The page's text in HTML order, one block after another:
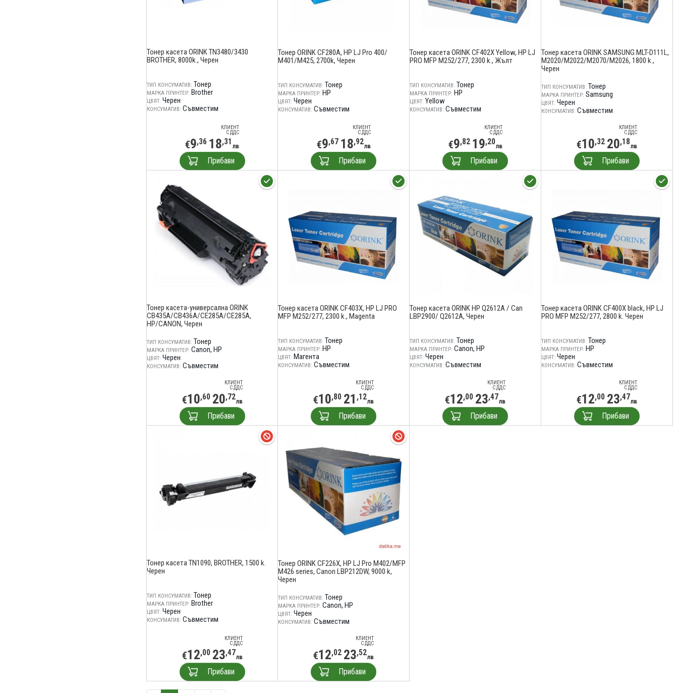
Тонер касета ORINK TN3480/3430
BROTHER, 8000k., Черен
ТИП КОНСУМАТИВ: Тонер
МАРКА ПРИНТЕР: Brother
ЦВЯТ: Черен
КОНСУМАТИВ: Съвместим
КЛИЕНТ
С ДДС
€9,36 18,31 лв
Прибави
Тонер ORINK CF280A, HP LJ Pro 400/
M401/M425, 2700k, Черен
ТИП КОНСУМАТИВ: Тонер
МАРКА ПРИНТЕР: HP
ЦВЯТ: Черен
КОНСУМАТИВ: Съвместим
КЛИЕНТ
С ДДС
€9,67 18,92лв
Прибави
Тонер касета ORINK CF402X Yellow, HP LJ
PRO MFP M252/277, 2300 k., Жълт
ТИП КОНСУМАТИВ: Тонер
МАРКА ПРИНТЕР: HP
ЦВЯТ: Yellow
КОНСУМАТИВ: Съвместим
КЛИЕНТ
С ДДС
€9,82 19,20лв
Прибави
Тонер касета ORINK SAMSUNG MLT-D111L,
M2020/M2022/M2070/M2026, 1800 k.,
Черен
ТИП КОНСУМАТИВ: Тонер
МАРКА ПРИНТЕР: Samsung
ЦВЯТ: Черен
КОНСУМАТИВ: Съвместим
КЛИЕНТ
С ДДС
€10,32 20,18лв
Прибави
Тонер касета-универсална ORINK
CB435A/CB436A/CE285A/CE285A,
HP/CANON, Черен
ТИП КОНСУМАТИВ: Тонер
МАРКА ПРИНТЕР: Canon HP
ЦВЯТ: Черен
КОНСУМАТИВ: Съвместим
КЛИЕНТ
С ДДС
€10,60 20,72лв
Прибави
Тонер касета ORINK CF403X, HP LJ PRO
MFP M252/277, 2300 k., Magenta
ТИП КОНСУМАТИВ: Тонер
МАРКА ПРИНТЕР: HP
ЦВЯТ: Магента
КОНСУМАТИВ: Съвместим
КЛИЕНТ
С ДДС
€10,80 21 ,12лв
Прибави
Тонер касета ORINK HP Q2612A / Can
LBP2900/ Q2612A, Черен
ТИП КОНСУМАТИВ: Тонер
МАРКА ПРИНТЕР: Canon HP
ЦВЯТ: Черен
КОНСУМАТИВ: Съвместим
КЛИЕНТ
С ДДС
€12,00 23,47лв
Прибави
Тонер касета ORINK CF400X black, HP LJ
PRO MFP M252/277, 2800 k. Черен
ТИП КОНСУМАТИВ: Тонер
МАРКА ПРИНТЕР: HP
ЦВЯТ: Черен
КОНСУМАТИВ: Съвместим
КЛИЕНТ
С ДДС
€12,00 23,47лв
Прибави
Тонер касета TN1090, BROTHER, 1500 k.
Черен
ТИП КОНСУМАТИВ: Тонер
МАРКА ПРИНТЕР: Brother
ЦВЯТ: Черен
КОНСУМАТИВ: Съвместим
КЛИЕНТ
С ДДС
€12,00 23,47лв
Прибави
Тонер ORINK CF226X, HP LJ Pro M402/MFP
M426 series, Canon LBP212DW, 9000 k,
Черен
ТИП КОНСУМАТИВ: Тонер
МАРКА ПРИНТЕР: Canon HP
ЦВЯТ: Черен
КОНСУМАТИВ: Съвместим
КЛИЕНТ
С ДДС
€12,02 23,52лв
Прибави